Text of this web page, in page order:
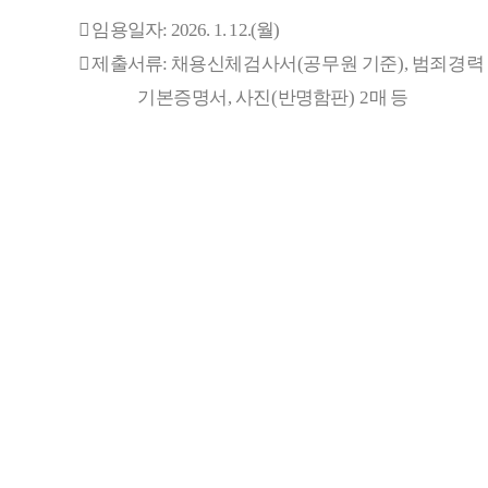
 임용일자: 2026. 1. 12.(월)
제출서류: 채용신체검사서(공무원 기준), 범죄경력
기본증명서 , 사진(반명함판) 2매 등